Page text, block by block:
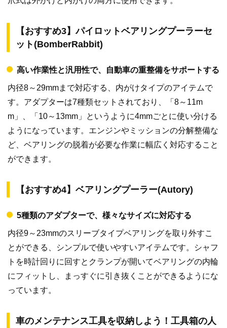
【おすすめ3】パイロットベアリングプーラーセ
ット(BomberRabbit)
高い作業性と汎用性で、自動車の重整備をサポートする
内径8～29mmまで対応する、内がけタイプのアイテムで
す。アダプターは7種類セットされており、「8～11m
m」、「10～13mm」というように4mmごとに使い分ける
ようになっています。エンジンやミッションの分解整備な
ど、ベアリングの脱着が必要な作業に幅広く対応すること
ができます。
【おすすめ4】ベアリングプーラー(Autory)
5種類のアダプターで、様々なサイズに対応する
内径9～23mmのスリーブタイプベアリングを取り外すこ
とができる、シンプルで使いやすいアイテムです。シャフ
トを時計回りに回すとクランプが開いてベアリングの内輪
にフィットし、まっすぐに引き抜くことができるようにな
っています。
車のメンテナンス工具を収納しよう！工具箱の人